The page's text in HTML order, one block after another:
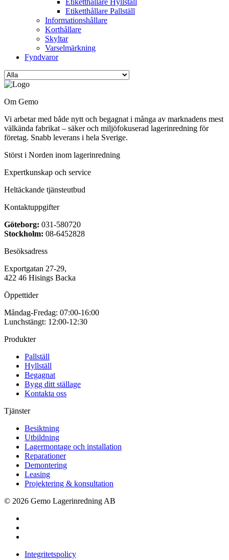
Etiketthållare Hyllställ
Etiketthållare Pallställ
Informationshållare
Korthållare
Skyltar
Varselmärkning
Fyndvaror
Om Gemo
Vi arbetar med både nytt och begagnat i många av marknadens mest
välkända fabrikat – säker och miljöfokuserad lagerinredning för
företag. Snabb leverans i hela Sverige.
Störst i Norden inom lagerinredning
Expertkunskap och service
Heltäckande tjänsteutbud
Kontaktuppgifter
Göteborg: 031-580720
Stockholm: 08-6452828
Besöksadress
Exportgatan 27-29,
422 46 Hisings Backa
Öppettider
Måndag-Fredag: 07:00-16:00
Lunchstängt: 12:00-12:30
Produkter
Pallställ
Hyllställ
Begagnat
Bygg ditt ställage
Kontakta oss
Tjänster
Besiktning
Utbildning
Lagermontage och installation
Reparationer
Demontering
Leasing
Projektering & konsultation
© 2026 Gemo Lagerinredning AB
Integritetspolicy